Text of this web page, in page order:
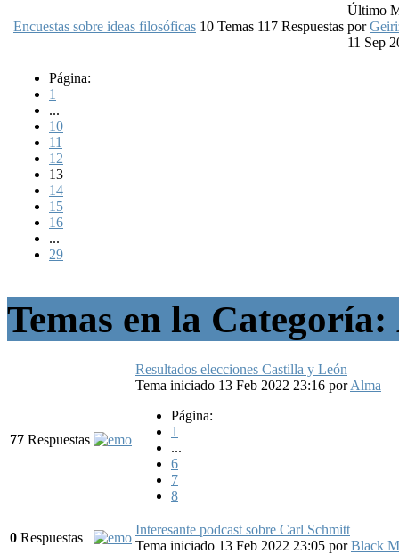
Encuestas sobre ideas filosóficas 10 Temas 117 Respuestas
Último
por
11 Sep
Página:
1
...
10
11
12
13
14
15
16
...
29
Temas en la
77 Respuestas
Resultados elecciones Castilla y León
Tema iniciado 13 Feb 2022 23:16 porAlma
Página:
1
...
6
7
8
0 Respuestas
Interesante podcast sobre Carl Schmitt
Tema iniciado 13 Feb 2022 23:05 porBlack